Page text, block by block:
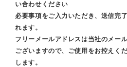
い合わせください
必要事項をご入力いただき、送信完
れます。
フリーメールアドレスは当社のメー
ございますので、ご使用をお控えく
します。